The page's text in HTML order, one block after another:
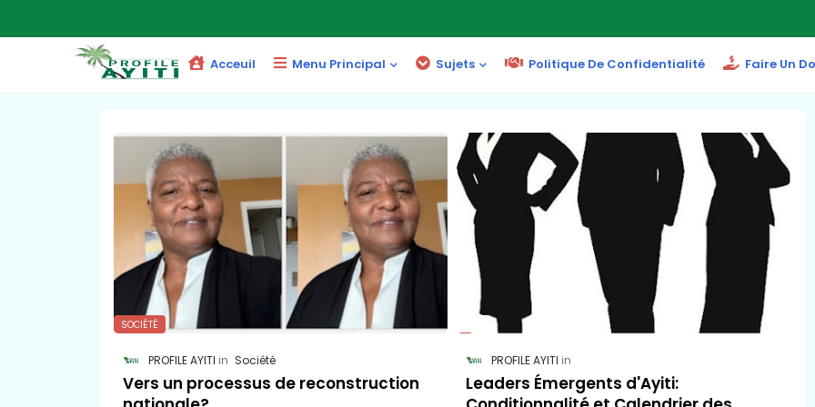
Acceuil Menu Principal Sujets Politique De Confidentialité Faire Un
SOCIÉTÉ
PROFILE AYITI Société
Vers un processus de reconstruction
PROFILE AYITI
Leaders Émergents d'Ayiti: